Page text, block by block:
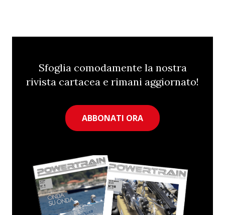
Sfoglia comodamente la nostra
rivista cartacea e rimani aggiornato!
ABBONATI ORA